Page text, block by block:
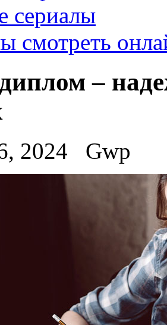
сериалы
смотреть
–
2024 Gwp